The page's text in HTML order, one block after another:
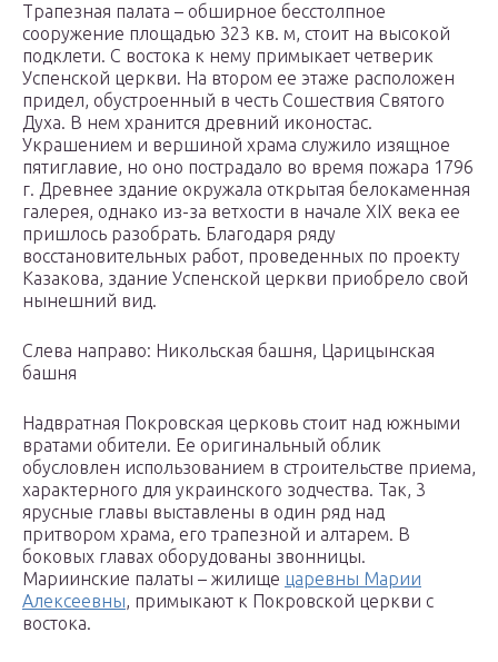
Трапезная палата – обширное бесстолпное
сооружение площадью 323 кв. м, стоит на высокой
подклети. С востока к нему примыкает четверик
Успенской церкви. На втором ее этаже расположен
придел, обустроенный в честь Сошествия Святого
Духа. В нем хранится древний иконостас.
Украшением и вершиной храма служило изящное
пятиглавие, но оно пострадало во время пожара 1796
г. Древнее здание окружала открытая белокаменная
галерея, однако из-за ветхости в начале XIX века ее
пришлось разобрать. Благодаря ряду
восстановительных работ, проведенных по проекту
Казакова, здание Успенской церкви приобрело свой
нынешний вид.
Слева направо: Никольская башня, Царицынская
башня
Надвратная Покровская церковь стоит над южными
вратами обители. Ее оригинальный облик
обусловлен использованием в строительстве приема,
характерного для украинского зодчества. Так, 3
ярусные главы выставлены в один ряд над
притвором храма, его трапезной и алтарем. В
боковых главах оборудованы звонницы.
Мариинские палаты – жилище царевны Марии
Алексеевны, примыкают к Покровской церкви с
востока.